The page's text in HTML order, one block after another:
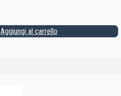
Aggiungi al carrello